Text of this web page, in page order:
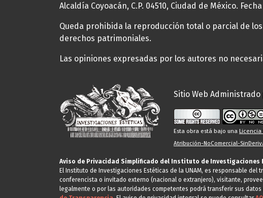
Alcaldía Coyoacán, C.P. 04510, Ciudad de México.
Queda prohibida la reproducción total o parcial de
derechos patrimoniales.
Las opiniones expresadas por los autores no
Sitio Web
Esta obra está bajo una Licencia
Atribución-NoComercial-
Aviso de Privacidad Simplificado del Instituto de Investigaciones
El Instituto de Investigaciones Estéticas de la UNAM, es responsable
conferencista o invitado externo (nacional o extranjero), visitante,
legalmente o por las autoridades competentes podrá transferir sus